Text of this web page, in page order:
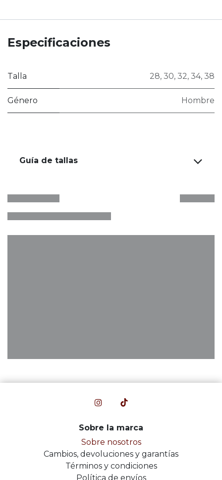
Especificaciones
Talla 28, 30, 32, 34, 38
Género Hombre
Guía de tallas
Sobre la marca
Sobre nosotros
Cambios, devoluciones y garantías
Términos y condiciones
Política de envíos